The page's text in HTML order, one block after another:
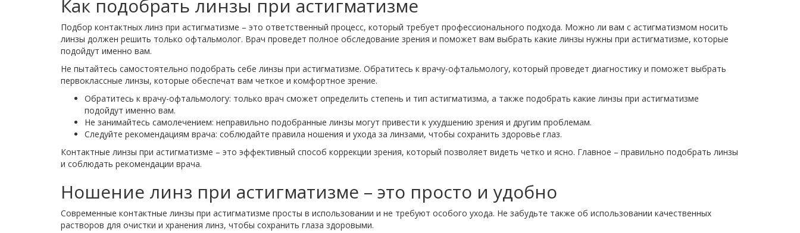
Как подобрать линзы при астигматизме
Подбор контактных линз при астигматизме – это ответственный процесс, который требует профессионального подхода. Можно ли вам с астигматизмом носить
линзы должен решить только офтальмолог. Врач проведет полное обследование зрения и поможет вам выбрать какие линзы нужны при астигматизме, которые
подойдут именно вам.
Не пытайтесь самостоятельно подобрать себе линзы при астигматизме. Обратитесь к врачу-офтальмологу, который проведет диагностику и поможет выбрать
первоклассные линзы, которые обеспечат вам четкое и комфортное зрение.
Обратитесь к врачу-офтальмологу: только врач сможет определить степень и тип астигматизма, а также подобрать какие линзы при астигматизме
подойдут именно вам.
Не занимайтесь самолечением: неправильно подобранные линзы могут привести к ухудшению зрения и другим проблемам.
Следуйте рекомендациям врача: соблюдайте правила ношения и ухода за линзами, чтобы сохранить здоровье глаз.
Контактные линзы при астигматизме – это эффективный способ коррекции зрения, который позволяет видеть четко и ясно. Главное – правильно подобрать линзы
и соблюдать рекомендации врача.
Ношение линз при астигматизме – это просто и удобно
Современные контактные линзы при астигматизме просты в использовании и не требуют особого ухода. Не забудьте также об использовании качественных
растворов для очистки и хранения линз, чтобы сохранить глаза здоровыми.